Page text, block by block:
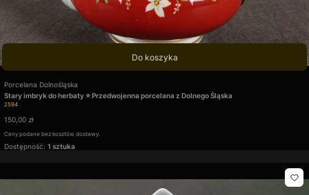
Do koszyka
Kod produktu
2594
Stary imbryk do herbaty ⭐ Przedwojenna porcelana z Dolnego Śląska
Producent
Porcelana Dolnośląska
Cena
150,00 zł
Ceny podane bez kosztów dostawy.
Dostępność: 1 sztuka